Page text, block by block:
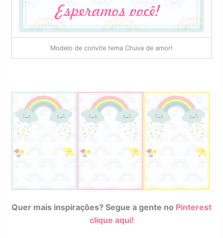
Modelo de convite tema Chuva de amor!
Quer mais inspirações? Segue a gente no Pinterest
clique aqui!